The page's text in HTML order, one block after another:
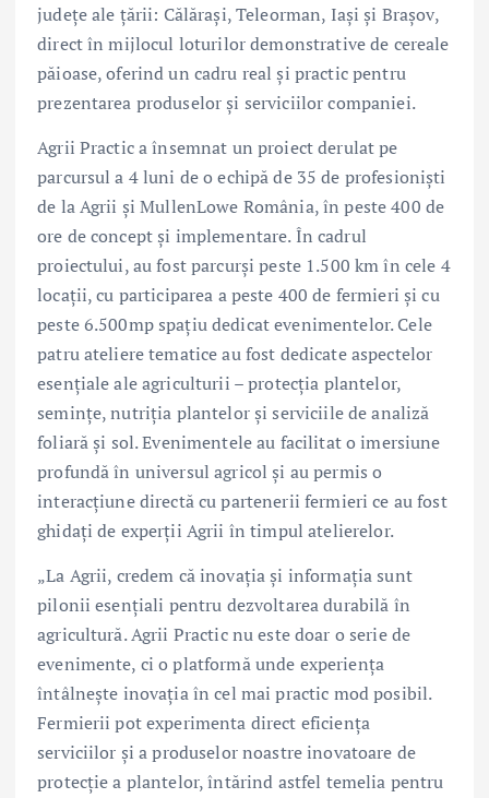
județe ale țării: Călărași, Teleorman, Iași și Brașov,
direct în mijlocul loturilor demonstrative de cereale
păioase, oferind un cadru real și practic pentru
prezentarea produselor și serviciilor companiei.
Agrii Practic a însemnat un proiect derulat pe
parcursul a 4 luni de o echipă de 35 de profesioniști
de la Agrii și MullenLowe România, în peste 400 de
ore de concept și implementare. În cadrul
proiectului, au fost parcurși peste 1.500 km în cele 4
locații, cu participarea a peste 400 de fermieri și cu
peste 6.500mp spațiu dedicat evenimentelor. Cele
patru ateliere tematice au fost dedicate aspectelor
esențiale ale agriculturii – protecția plantelor,
semințe, nutriția plantelor și serviciile de analiză
foliară și sol. Evenimentele au facilitat o imersiune
profundă în universul agricol și au permis o
interacțiune directă cu partenerii fermieri ce au fost
ghidați de experții Agrii în timpul atelierelor.
„La Agrii, credem că inovația și informația sunt
pilonii esențiali pentru dezvoltarea durabilă în
agricultură. Agrii Practic nu este doar o serie de
evenimente, ci o platformă unde experiența
întâlnește inovația în cel mai practic mod posibil.
Fermierii pot experimenta direct eficiența
serviciilor și a produselor noastre inovatoare de
protecție a plantelor, întărind astfel temelia pentru